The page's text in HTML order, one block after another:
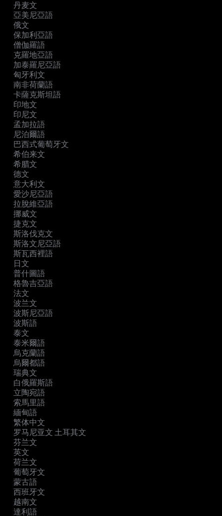
丹麦文
亞美尼亞語
俄文
保加利亞語
僧伽羅語
克羅地亞語
加泰羅尼亞語
匈牙利文
南非荷蘭語
卡薩克斯坦語
印地文
印尼文
孟加拉語
尼泊爾語
巴西式葡萄牙文
希伯来文
希腊文
德文
意大利文
愛沙尼亞語
拉脫維亞語
挪威文
捷克文
斯洛伐克文
斯洛文尼亞語
斯瓦西裡語
日文
普什圖語
格魯吉亞語
法文
波兰文
波斯尼亞語
波斯語
泰文
泰米爾語
烏克蘭語
烏爾都語
瑞典文
白俄羅斯語
立陶宛語
索馬里語
緬甸語
繁体中文
罗马尼亚文 土耳其文
芬兰文
英文
荷兰文
葡萄牙文
蒙古語
西班牙文
越南文
達利語